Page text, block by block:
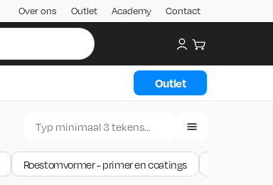
Over ons Outlet Academy Contact
My account
Winkelwagen
Outlet
Roestomvormer - primer en coatings